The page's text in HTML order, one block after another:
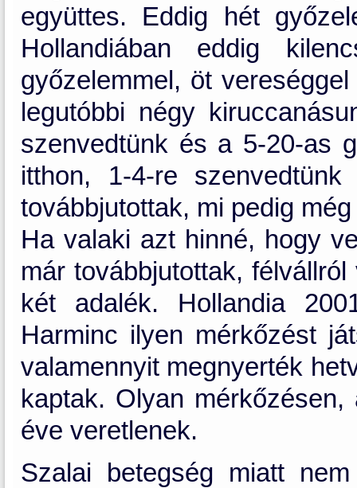
együttes. Eddig hét
Hollandiában eddig
győzelemmel, öt
legutóbbi négy
szenvedtünk és a 5-20-as
itthon, 1-4-re
továbbjutottak, mi pedig
Ha valaki azt hinné, hogy
már továbbjutottak,
két adalék. Hollandia
Harminc ilyen mérkőzést
valamennyit megnyerték
kaptak. Olyan
éve veretlenek.
Szalai betegség miatt